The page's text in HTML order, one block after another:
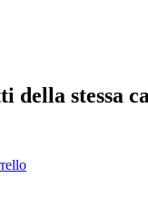
della stessa